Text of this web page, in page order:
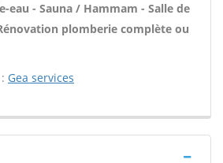
eau - Sauna / Hammam - Salle de
plomberie complète ou
Gea services